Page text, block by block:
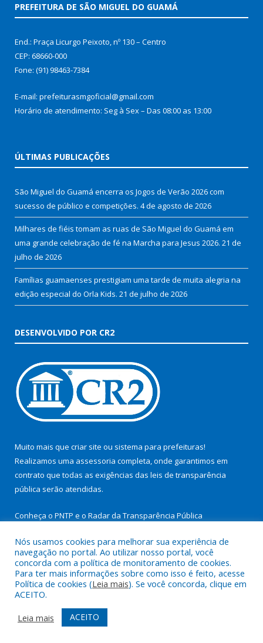
PREFEITURA DE SÃO MIGUEL DO GUAMÁ
End.: Praça Licurgo Peixoto, nº 130 – Centro
CEP: 68660-000
Fone: (91) 98463-7384
E-mail: prefeiturasmgoficial@gmail.com
Horário de atendimento: Seg à Sex – Das 08:00 as 13:00
ÚLTIMAS PUBLICAÇÕES
São Miguel do Guamá encerra os Jogos de Verão 2026 com
sucesso de público e competições. 4 de agosto de 2026
Milhares de fiéis tomam as ruas de São Miguel do Guamá em
uma grande celebração de fé na Marcha para Jesus 2026. 21 de
julho de 2026
Famílias guamaenses prestigiam uma tarde de muita alegria na
edição especial do Orla Kids. 21 de julho de 2026
DESENVOLVIDO POR CR2
Muito mais que criar site ou sistema para prefeituras!
Realizamos uma assessoria completa, onde garantimos em
contrato que todas as exigências das leis de transparência
pública serão atendidas.
Conheça o PNTP e o Radar da Transparência Pública
Todos os direitos reservados a Prefeitura Municipal de São
Miguel do Guamá.
Mapa do Site
Acessar Área Administrativa
Acessar Webmail
Nós usamos cookies para melhorar sua experiência de
navegação no portal. Ao utilizar nosso portal, você
concorda com a política de monitoramento de cookies.
Para ter mais informações sobre como isso é feito, acesse
Política de cookies (Leia mais). Se você concorda, clique em
ACEITO.
Leia mais
ACEITO